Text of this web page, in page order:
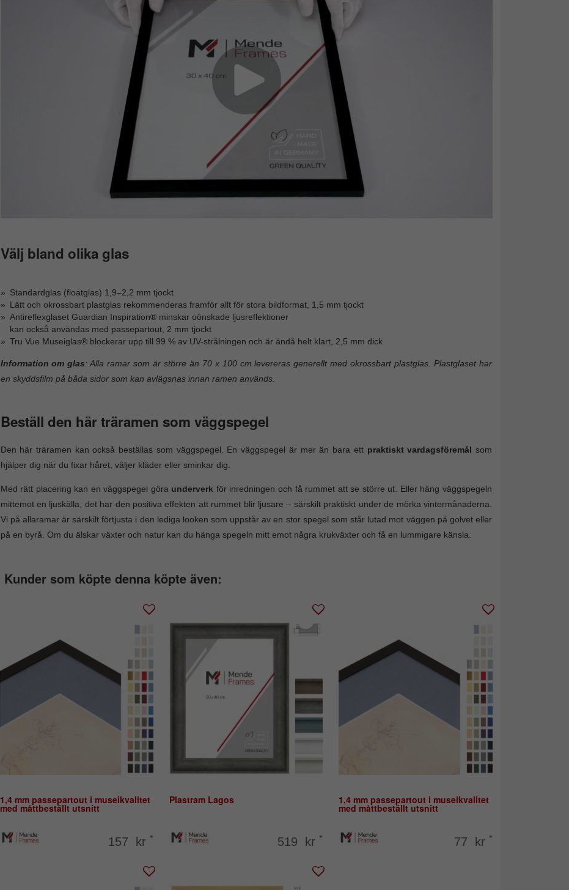
Välj bland olika glas
Standardglas (floatglas) 1,9–2,2 mm tjockt
Lätt och okrossbart plastglas rekommenderas framför allt för stora bildformat, 1,5 mm tjockt
Antireflexglaset Guardian Inspiration® minskar oönskade ljusreflektioner
kan också användas med passepartout, 2 mm tjockt
Tru Vue Museiglas® blockerar upp till 99 % av UV-strålningen och är ändå helt klart, 2,5 mm dick
Information om glas: Alla ramar som är större än 70 x 100 cm levereras generellt med okrossbart plastglas. Plastglaset har
en skyddsfilm på båda sidor som kan avlägsnas innan ramen används.
Beställ den här träramen som väggspegel
Den här träramen kan också beställas som väggspegel. En väggspegel är mer än bara ett praktiskt vardagsföremål som
hjälper dig när du fixar håret, väljer kläder eller sminkar dig.
Med rätt placering kan en väggspegel göra underverk för inredningen och få rummet att se större ut. Eller häng väggspegeln
mittemot en ljuskälla, det har den positiva effekten att rummet blir ljusare – särskilt praktiskt under de mörka vintermånaderna.
Vi på allaramar är särskilt förtjusta i den lediga looken som uppstår av en stor spegel som står lutad mot väggen på golvet eller
på en byrå. Om du älskar växter och natur kan du hänga spegeln mitt emot några krukväxter och få en lummigare känsla.
Kunder som köpte denna köpte även:
1,4 mm passepartout i museikvalitet
med måttbeställt utsnitt
157 kr *
Plastram Lagos
519 kr *
1,4 mm passepartout i museikvalitet
med måttbeställt utsnitt
77 kr *